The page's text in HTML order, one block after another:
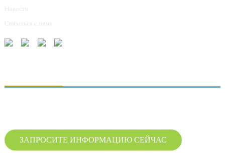
Новости
Связаться с нами
ЗАПРОСИТЕ ИНФОРМАЦИЮ СЕЙЧАС